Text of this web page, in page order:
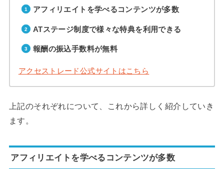
アフィリエイトを学べるコンテンツが多数
ATステージ制度で様々な特典を利用できる
報酬の振込手数料が無料
アクセストレード公式サイトはこちら
上記のそれぞれについて、これから詳しく紹介していき
ます。
アフィリエイトを学べるコンテンツが多数